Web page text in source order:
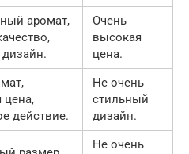
аромат,
Очень
высокая
цена.
цена,
действие.
Не очень
стильный
дизайн.
Не очень